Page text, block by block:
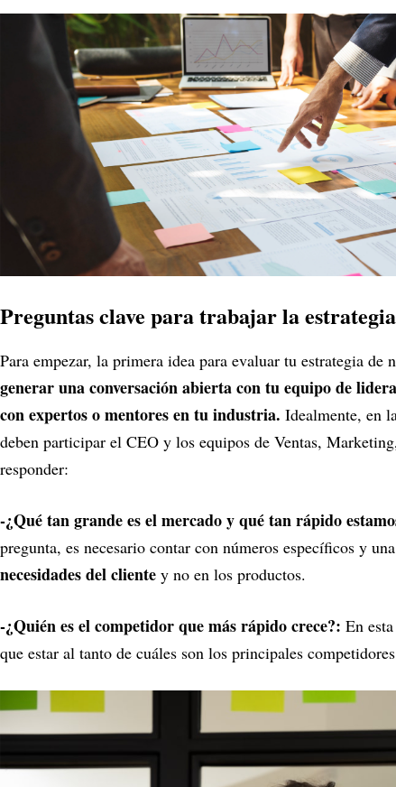
Preguntas clave para trabajar la
Para empezar, la primera idea para evaluar tu estrategia de
generar una conversación abierta con tu equipo de
con expertos o mentores en tu industria. Idealmente, en
deben participar el CEO y los equipos de Ventas,
responder:
-¿Qué tan grande es el mercado y qué tan rápido
pregunta, es necesario contar con números específicos y
necesidades del cliente y no en los productos.
-¿Quién es el competidor que más rápido crece?: En
que estar al tanto de cuáles son los principales